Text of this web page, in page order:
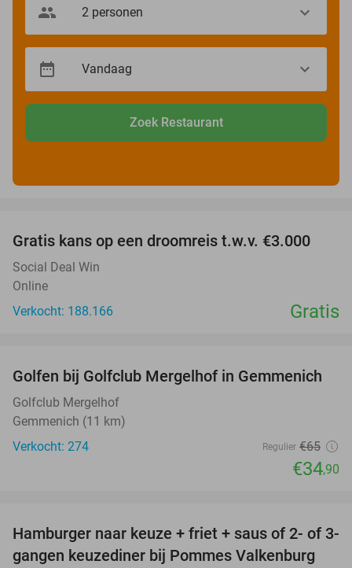
Zoek Restaurant
Gratis kans op een droomreis t.w.v. €3.000
Social Deal Win
Online
Verkocht: 188.166
Gratis
46%
Golfen bij Golfclub Mergelhof in Gemmenich
Golfclub Mergelhof
Gemmenich (11 km)
Verkocht: 274
Regulier €65
€34,90
37%
Hamburger naar keuze + friet + saus of 2- of 3-
gangen keuzediner bij Pommes Valkenburg